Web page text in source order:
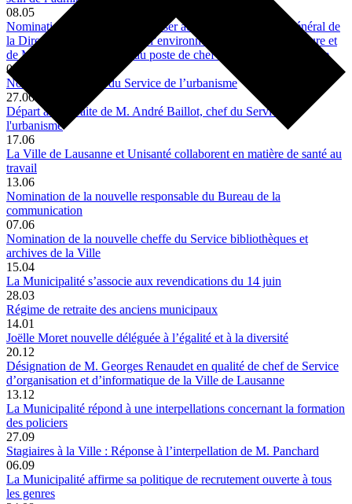
08.05
Nomination de M. Jeremias Blaser au poste de secrétaire général de
la Direction du logement, de l’environnement et de l’architecture et
de M. Sébastien Monnier au poste de chef du Service du cadastre
02.12
Nomination du chef du Service de l’urbanisme
27.06
Départ à la retraite de M. André Baillot, chef du Service de
l'urbanisme
17.06
La Ville de Lausanne et Unisanté collaborent en matière de santé au
travail
13.06
Nomination de la nouvelle responsable du Bureau de la
communication
07.06
Nomination de la nouvelle cheffe du Service bibliothèques et
archives de la Ville
15.04
La Municipalité s’associe aux revendications du 14 juin
28.03
Régime de retraite des anciens municipaux
14.01
Joëlle Moret nouvelle déléguée à l’égalité et à la diversité
20.12
Désignation de M. Georges Renaudet en qualité de chef de Service
d’organisation et d’informatique de la Ville de Lausanne
13.12
La Municipalité répond à une interpellations concernant la formation
des policiers
27.09
Stagiaires à la Ville : Réponse à l’interpellation de M. Panchard
06.09
La Municipalité affirme sa politique de recrutement ouverte à tous
les genres